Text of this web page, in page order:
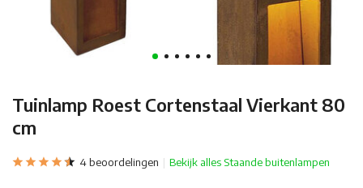
Tuinlamp Roest Cortenstaal Vierkant 80
cm
4 beoordelingen Bekijk alles Staande buitenlampen